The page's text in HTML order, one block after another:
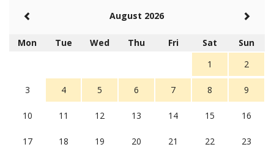
August 2026
Mon Tue Wed Thu Fri Sat
Sun
1
2
3 4 5 6 7 8 9
10 11 12 13 14 15 16
17 18 19 20 21 22 23